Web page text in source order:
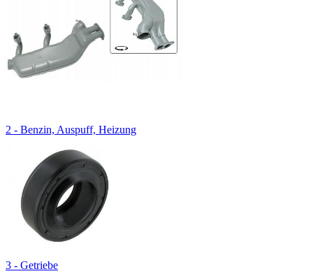
2 - Benzin, Auspuff, Heizung
3 - Getriebe